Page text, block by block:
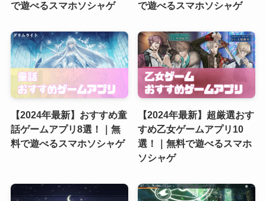
で遊べるスマホソシャゲ
で遊べるスマホソシャゲ
【2024年最新】おすすめ童
話ゲームアプリ8選！｜無
料で遊べるスマホソシャゲ
【2024年最新】超厳選おす
すめ乙女ゲームアプリ10
選！｜無料で遊べるスマホ
ソシャゲ